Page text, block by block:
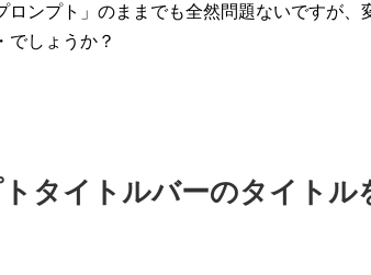
ロンプト」のままでも全然問題ないですが、
でしょうか？
タイトルバーのタイトル